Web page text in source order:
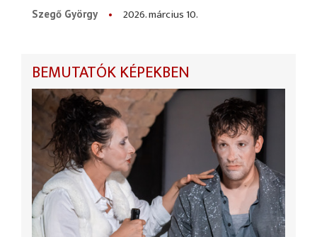
Szegő György
2026. március 10.
BEMUTATÓK KÉPEKBEN